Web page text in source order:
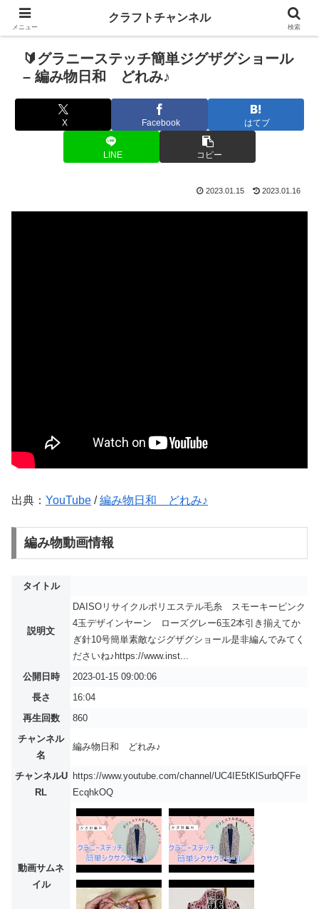
🔰グラニーステッチ簡単ジグザグショール
– 編み物日和 どれみ♪
X Facebook はてブ
LINE コピー
2023.01.15 2023.01.16
出典： YouTube /編み物日和 どれみ♪
編み物動画情報
タイトル
説明文
DAISOリサイクルポリエステル毛糸 スモーキーピンク
4玉デザインヤーン ローズグレー6玉2本引き揃えてか
ぎ針10号簡単素敵なジグザグショール是非編んでみてく
ださいね♪https://www.inst...
公開日時
2023-01-15 09:00:06
長さ
16:04
再生回数
860
チャンネル
名
編み物日和 どれみ♪
チャンネルU
RL
https://www.youtube.com/channel/UC4IE5tKlSurbQFFe
EcqhkOQ
動画サムネ
イル
メニュー
クラフトチャンネル
検索